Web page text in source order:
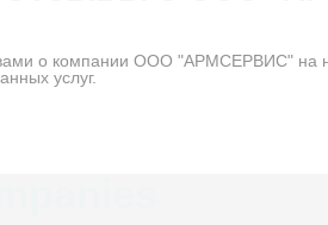
о компании ООО "АРМСЕРВИС" на
услуг.